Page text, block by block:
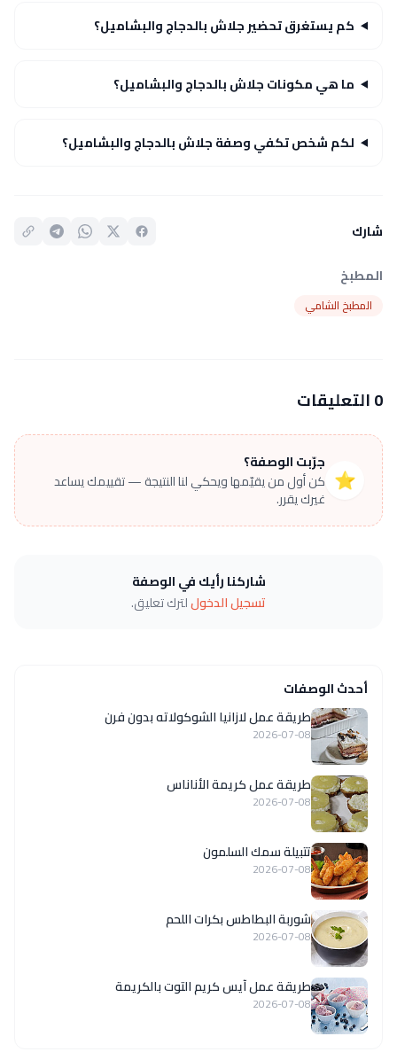
كم يستغرق تحضير جلاش بالدجاج والبشاميل؟
ما هي مكونات جلاش بالدجاج والبشاميل؟
لكم شخص تكفي وصفة جلاش بالدجاج والبشاميل؟
شارك
المطبخ
المطبخ الشامي
0 التعليقات
⭐
جرّبت الوصفة؟
كن أول من يقيّمها ويحكي لنا النتيجة — تقييمك يساعد
غيرك يقرر.
شاركنا رأيك في الوصفة
تسجيل الدخوللترك تعليق.
أحدث الوصفات
طريقة عمل لازانيا الشوكولاته بدون فرن
2026-07-08
طريقة عمل كريمة الأناناس
2026-07-08
تتبيلة سمك السلمون
2026-07-08
شوربة البطاطس بكرات اللحم
2026-07-08
طريقة عمل آيس كريم التوت بالكريمة
2026-07-08